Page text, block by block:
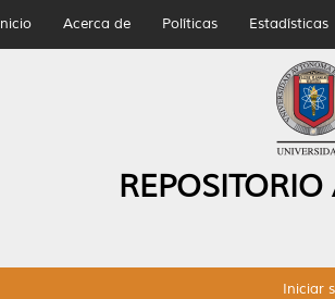
Acerca de Políticas Estadísticas
Iniciar